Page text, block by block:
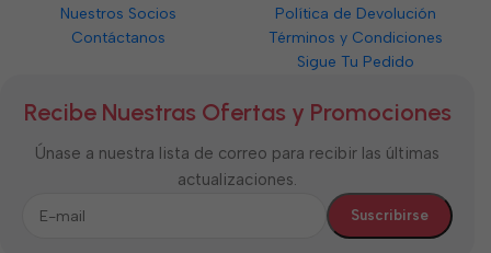
Nuestros Socios
Contáctanos
Política de Devolución
Términos y Condiciones
Sigue Tu Pedido
Recibe Nuestras Ofertas y Promociones
Únase a nuestra lista de correo para recibir las últimas
actualizaciones.